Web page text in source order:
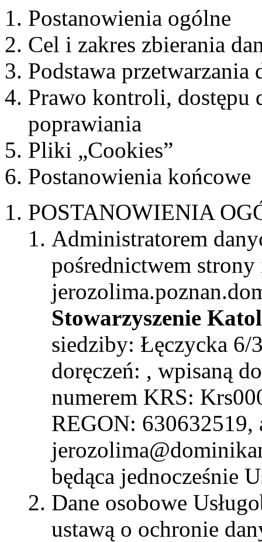
Postanowienia ogólne
Cel i zakres zbierania
Podstawa przetwarzania
Prawo kontroli, dostępu
poprawiania
Pliki „Cookies”
Postanowienia końcowe
POSTANOWIENIA
Administratorem
pośrednictwem
Stowarzyszenie
siedziby: Łęczycka 6/
doręczeń: , wpisaną
numerem KRS:
REGON: 630632519,
będąca jednocześnie
Dane osobowe
ustawą o ochronie